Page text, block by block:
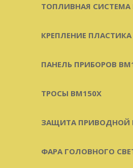
ТОПЛИВНАЯ СИСТЕМА
КРЕПЛЕНИЕ ПЛАСТИКА
ПАНЕЛЬ ПРИБОРОВ
ТРОСЫ BM150X
ЗАЩИТА ПРИВОДНОЙ
ФАРА ГОЛОВНОГО